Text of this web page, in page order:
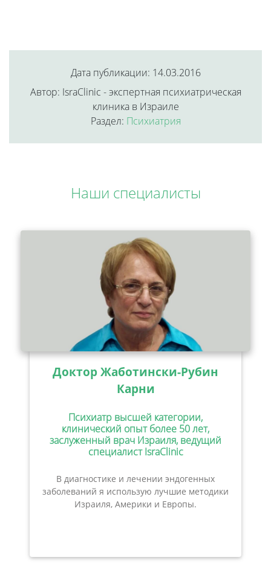
Дата публикации: 14.03.2016
Автор: IsraClinic - экспертная психиатрическая
клиника в Израиле
Раздел: Психиатрия
Наши специалисты
Доктор Жаботински-Рубин
Карни
Психиатр высшей категории,
клинический опыт более 50 лет,
заслуженный врач Израиля, ведущий
специалист IsraClinic
В диагностике и лечении эндогенных
заболеваний я использую лучшие методики
Израиля, Америки и Европы.